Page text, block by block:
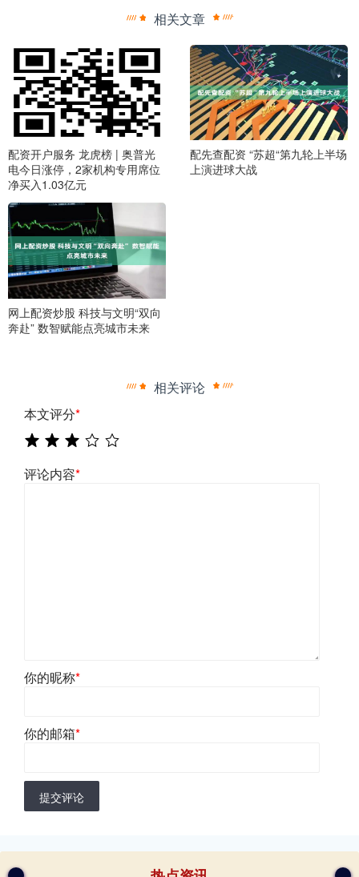
相关文章
配资开户服务 龙虎榜 | 奥普光
电今日涨停，2家机构专用席位
净买入1.03亿元
配先查配资 “苏超“第九轮上半场
上演进球大战
网上配资炒股 科技与文明“双向
奔赴” 数智赋能点亮城市未来
相关评论
本文评分*
评论内容*
你的昵称*
你的邮箱*
提交评论